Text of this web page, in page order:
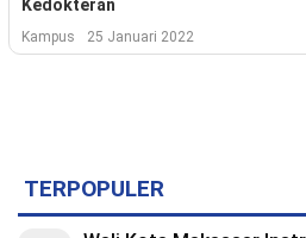
Metro
Ekonomi
Pendidikan
Kedokteran
Kampus 25 Januari 2022
TERPOPULER